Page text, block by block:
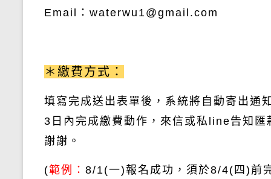
Email ： waterwu1@gmail.com
＊繳費方式：
填寫完成送出表單後，系統將自動寄出通
3日 內完成繳費動作 ，來信或私line告知
謝謝。
(範例： 8/1(一)報名成功 ，須於8/4(四)前